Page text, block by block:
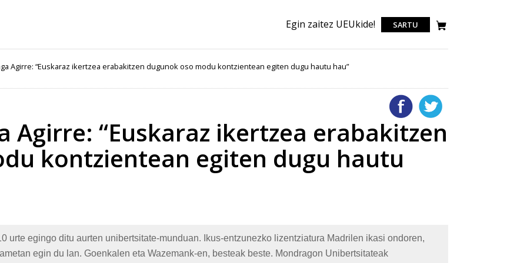
Egin zaitez UEUkide! SARTU
Agirre: “Euskaraz ikertzea erabakitzen dugunok oso modu kontzientean egiten dugu hautu hau”
Agirre: “Euskaraz ikertzea erabakitzen
kontzientean egiten dugu hautu
urte egingo ditu aurten unibertsitate-munduan. Ikus-entzunezko lizentziatura Madrilen ikasi ondoren,
egin du lan. Goenkalen eta Wazemank-en, besteak beste. Mondragon Unibertsitateak